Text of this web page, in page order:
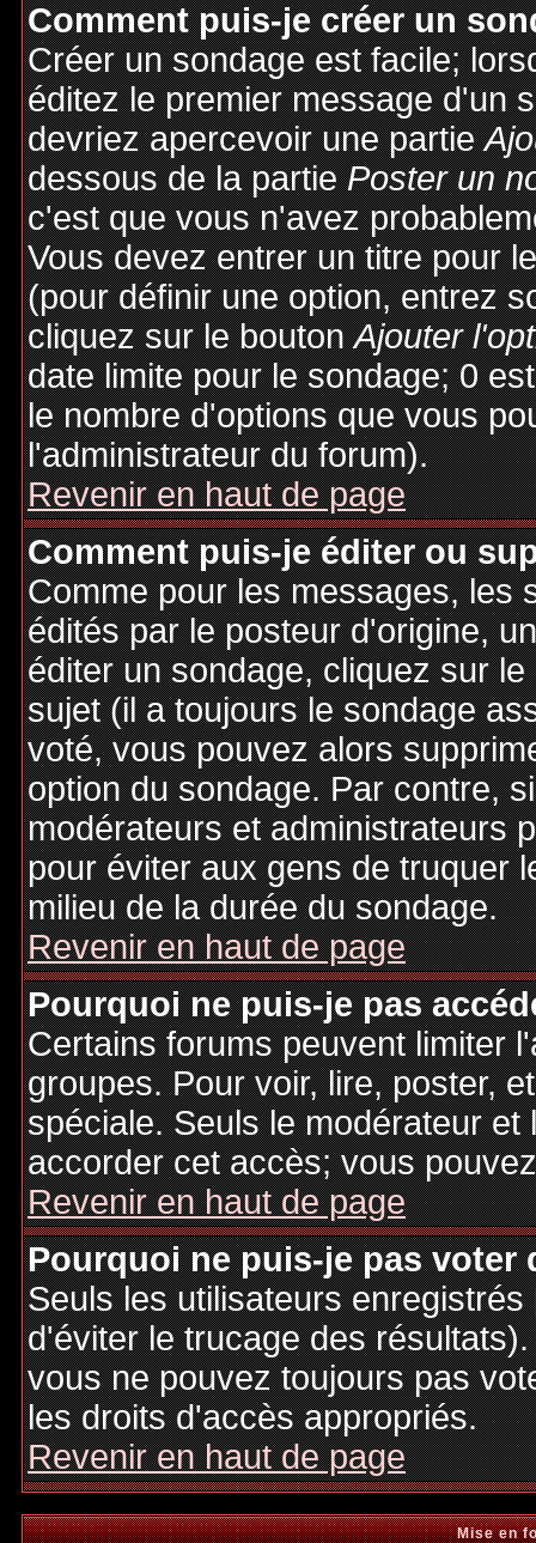
Comment puis-je créer un
Créer un sondage est facile;
éditez le premier message d'un
devriez apercevoir une partie
dessous de la partiePoster un
c'est que vous n'avez
Vous devez entrer un titre pour
(pour définir une option, entrez
cliquez sur le boutonAjouter
date limite pour le sondage; 0
le nombre d'options que vous
l'administrateur du forum).
Revenir en haut de page
Comment puis-je éditer ou
Comme pour les messages, les
édités par le posteur d'origine,
éditer un sondage, cliquez sur
sujet (il a toujours le sondage
voté, vous pouvez alors
option du sondage. Par contre,
modérateurs et administrateurs
pour éviter aux gens de truquer
milieu de la durée du sondage.
Revenir en haut de page
Pourquoi ne puis-je pas
Certains forums peuvent limiter
groupes. Pour voir, lire, poster,
spéciale. Seuls le modérateur
accorder cet accès; vous
Revenir en haut de page
Pourquoi ne puis-je pas voter
Seuls les utilisateurs
d'éviter le trucage des
vous ne pouvez toujours pas
les droits d'accès appropriés.
Revenir en haut de page
Mise en